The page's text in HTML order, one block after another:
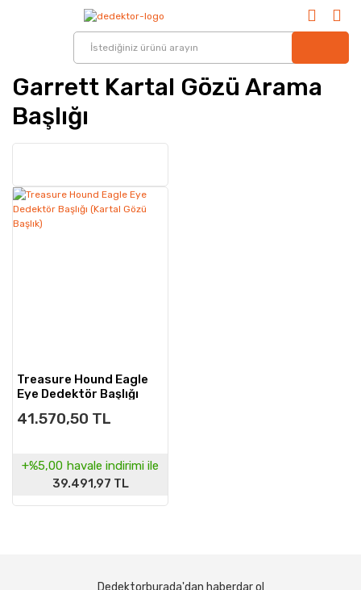
Garrett Kartal Gözü Arama
Başlığı
Treasure Hound Eagle
Eye Dedektör Başlığı
41.570,50 TL
+%5,00 havale indirimi ile
39.491,97 TL
Dedektorburada'dan haberdar ol